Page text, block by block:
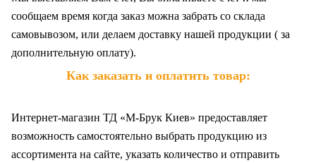
сообщаем время когда заказ можна забрать со склада
самовывозом, или делаем доставку нашей продукции ( за
дополнительную оплату).
Как заказать и оплатить товар:
Интернет-магазин ТД «М-Брук Киев» предоставляет
возможность самостоятельно выбрать продукцию из
ассортимента на сайте, указать количество и отправить